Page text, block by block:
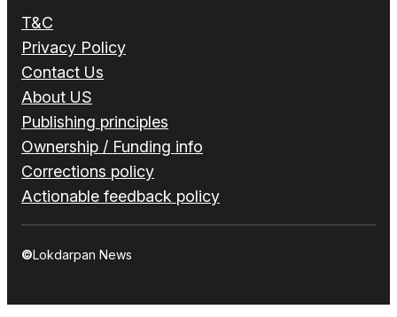
T&C
Privacy Policy
Contact Us
About US
Publishing principles
Ownership / Funding info
Corrections policy
Actionable feedback policy
©Lokdarpan News